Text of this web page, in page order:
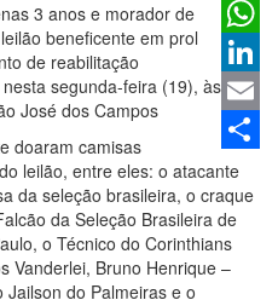
Twitter
Email
Share
3 anos e morador de
beneficente em prol
de reabilitação
segunda-feira (19), às
José dos Campos
doaram camisas
leilão, entre eles: o atacante
da seleção brasileira, o craque
da Seleção Brasileira de
o Técnico do Corinthians
Vanderlei, Bruno Henrique –
do Palmeiras e o